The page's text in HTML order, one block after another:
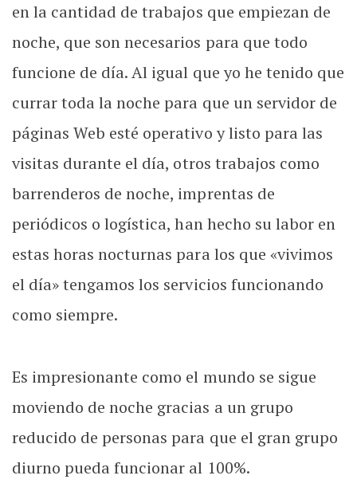
en la cantidad de trabajos que empiezan de
noche, que son necesarios para que todo
funcione de día. Al igual que yo he tenido que
currar toda la noche para que un servidor de
páginas Web esté operativo y listo para las
visitas durante el día, otros trabajos como
barrenderos de noche, imprentas de
periódicos o logística, han hecho su labor en
estas horas nocturnas para los que «vivimos
el día» tengamos los servicios funcionando
como siempre.
Es impresionante como el mundo se sigue
moviendo de noche gracias a un grupo
reducido de personas para que el gran grupo
diurno pueda funcionar al 100%.